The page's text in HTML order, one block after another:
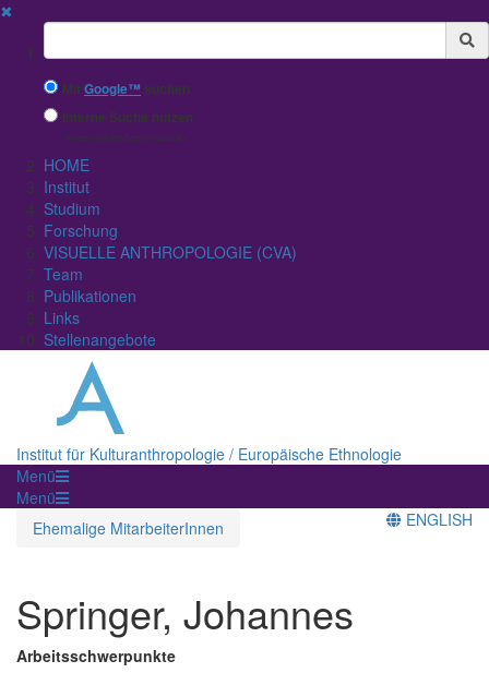
✖
Suchbegriff
MitGoogle™ suchen
Interne Suche nutzen
(eingeschränkte Ergebnisqualität)
HOME
Institut
Studium
Forschung
VISUELLE ANTHROPOLOGIE (CVA)
Team
Publikationen
Links
Stellenangebote
Institut für Kulturanthropologie / Europäische Ethnologie
Menü
Menü
Ehemalige MitarbeiterInnen
ENGLISH
Springer, Johannes
Arbeitsschwerpunkte